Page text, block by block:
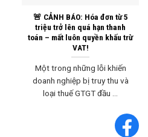
🚨 CẢNH BÁO: Hóa đơn từ 5
triệu trở lên quá hạn thanh
toán – mất luôn quyền khấu trừ
VAT!
Một trong những lỗi khiến
doanh nghiệp bị truy thu và
loại thuế GTGT đầu ...